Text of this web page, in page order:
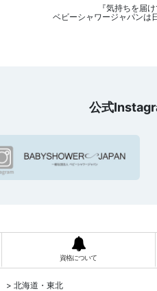
『気持ちを届
ベビーシャワージャパンは
公式
資格について
> 北海道・東北